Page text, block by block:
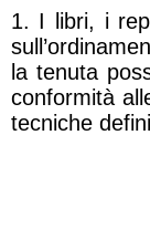
1. I libri, i
la tenuta
conformità
tecniche